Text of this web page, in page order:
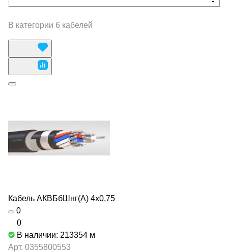
В категории 6 кабелей
Кабель АКВБбШнг(А) 4х0,75
0
0
В наличии: 213354 м
Арт. 0355800553